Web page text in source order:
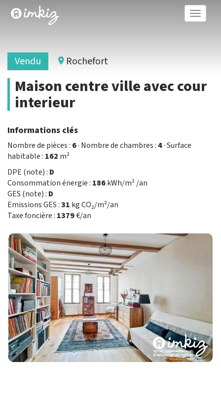
Toggle
Vendu Rochefort
Maison centre ville avec cour
interieur
Informations clés
Nombre de pièces : 6· Nombre de chambres :4· Surface
habitable : 162 m²
DPE (note) : D
Consommation énergie : 186kWh/m² /an
GES (note) : D
Emissions GES :31 kg CO₂/m²/an
Taxe foncière : 1379€/an